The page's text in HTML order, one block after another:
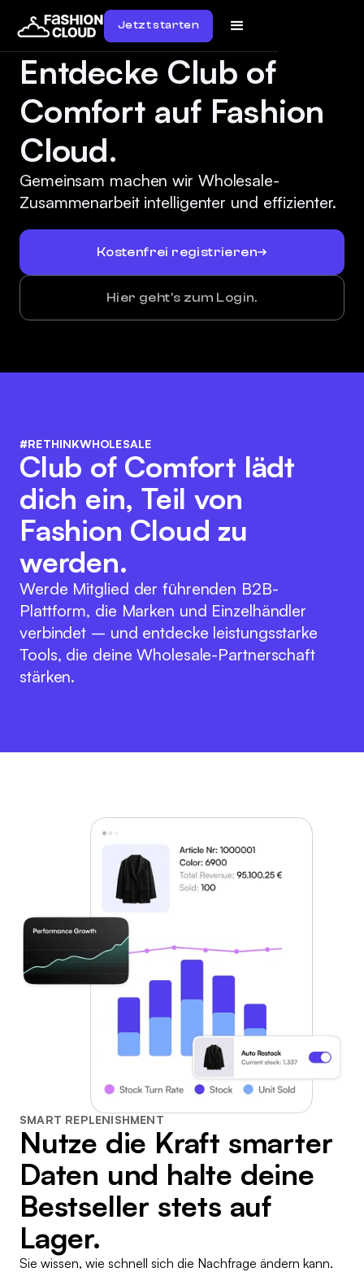
Jetzt starten
Entdecke Club of
Comfort auf Fashion
Cloud.
Gemeinsam machen wir Wholesale-
Zusammenarbeit intelligenter und effizienter.
Kostenfrei registrieren
Hier geht's zum Login.
#RETHINKWHOLESALE
Club of Comfort lädt
dich ein, Teil von
Fashion Cloud zu
werden.
Werde Mitglied der führenden B2B-
Plattform, die Marken und Einzelhändler
verbindet – und entdecke leistungsstarke
Tools, die deine Wholesale-Partnerschaft
stärken.
SMART REPLENISHMENT
Nutze die Kraft smarter
Daten und halte deine
Bestseller stets auf
Lager.
Sie wissen, wie schnell sich die Nachfrage ändern kann.